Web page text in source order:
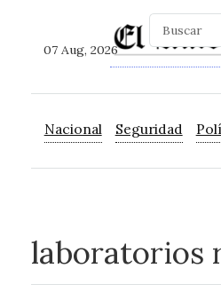
07 Aug, 2026
Nacional Seguridad
laboratorios